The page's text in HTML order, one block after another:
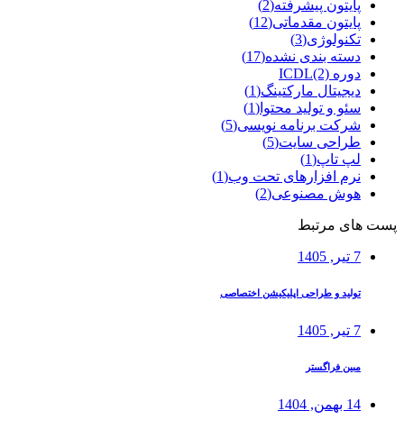
پایتون پیشرفته(2)
پایتون مقدماتی(12)
تکنولوژی(3)
دسته بندی نشده(17)
دوره ICDL (2)
دیجیتال مارکتینگ(1)
سئو و تولید محتوا (1)
شرکت برنامه نویسی(5)
طراحی سایت(5)
لپ تاپ(1)
نرم افزارهای تحت وب(1)
هوش مصنوعی(2)
پست های مرتبط
7 تیر, 1405
تولید و طراحی اپلیکیشن اختصاصی
7 تیر, 1405
مبین فراگستر
14 بهمن, 1404